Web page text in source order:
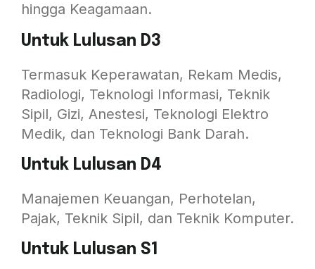
hingga Keagamaan.
Untuk Lulusan D3
Termasuk Keperawatan, Rekam Medis,
Radiologi, Teknologi Informasi, Teknik
Sipil, Gizi, Anestesi, Teknologi Elektro
Medik, dan Teknologi Bank Darah.
Untuk Lulusan D4
Manajemen Keuangan, Perhotelan,
Pajak, Teknik Sipil, dan Teknik Komputer.
Untuk Lulusan S1